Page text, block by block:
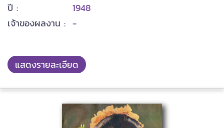
ปี :
1948
เจ้าของผลงาน : -
แสดงรายละเอียด